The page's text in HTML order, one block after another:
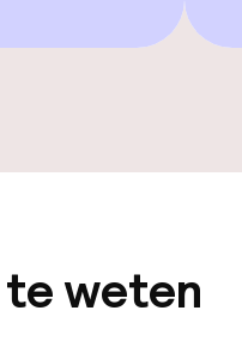
of andere
te weten